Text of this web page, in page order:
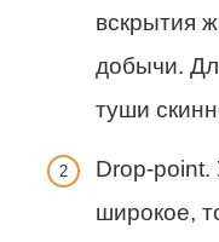
вскрытия
добычи.
туши
Drop-point.
широкое,